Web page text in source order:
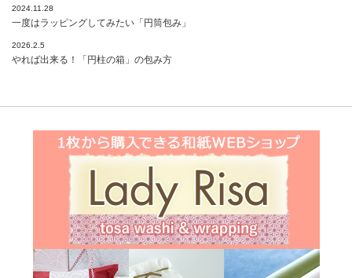
2024.11.28
一度はラッピングしてみたい「円筒包み」
2026.2.5
やれば出来る！「円柱の箱」の包み方